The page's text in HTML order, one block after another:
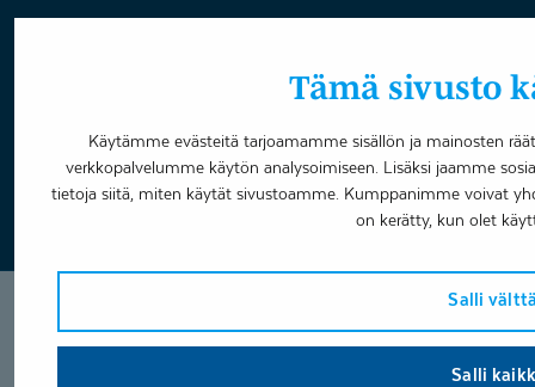
Tämä sivusto
Käytämme evästeitä tarjoamamme sisällön ja mainosten
verkkopalvelumme käytön analysoimiseen. Lisäksi jaamme
tietoja siitä, miten käytät sivustoamme. Kumppanimme voivat
on kerätty, kun olet
Salli
Salli
Varaa aika
FacebookLinkedInYoutubeInstagram